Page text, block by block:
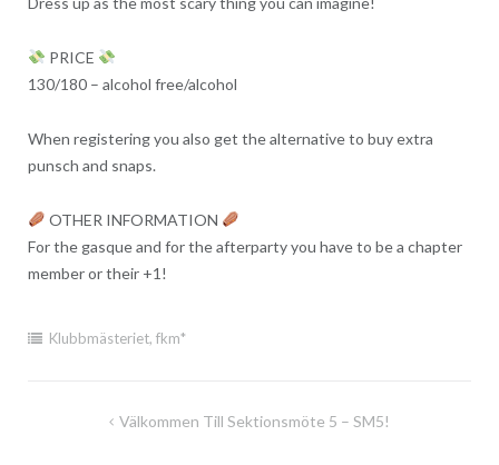
PRICE
130/180 – alcohol free/alcohol
When registering you also get the alternative to buy extra
punsch and snaps.
OTHER INFORMATION
For the gasque and for the afterparty you have to be a chapter
member or their +1!
Klubbmästeriet, fkm*
Inläggsnavigering
Välkommen Till Sektionsmöte 5 – SM5!